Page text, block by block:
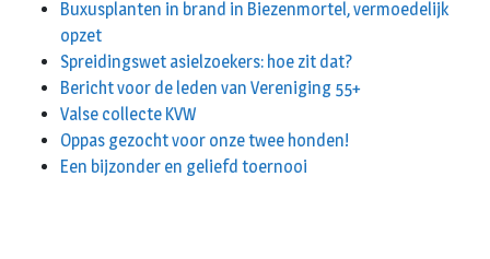
Buxusplanten in brand in Biezenmortel, vermoedelijk
opzet
Spreidingswet asielzoekers: hoe zit dat?
Bericht voor de leden van Vereniging 55+
Valse collecte KVW
Oppas gezocht voor onze twee honden!
Een bijzonder en geliefd toernooi